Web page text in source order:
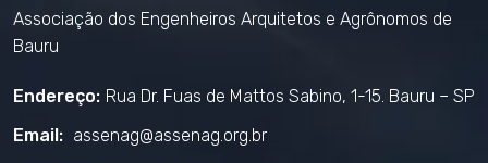
Associação dos Engenheiros Arquitetos e Agrônomos de
Bauru
Endereço: Rua Dr. Fuas de Mattos Sabino, 1-15. Bauru – SP
Email: assenag@assenag.org.br